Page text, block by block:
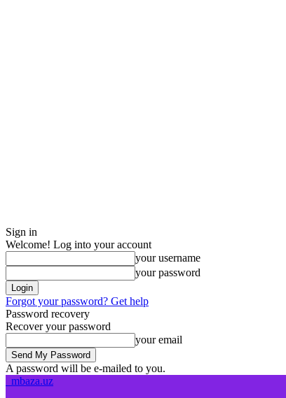
Sign in
Welcome! Log into your account
your username
your password
Forgot your password? Get help
Password recovery
Recover your password
your email
A password will be e-mailed to you.
mbaza.uz